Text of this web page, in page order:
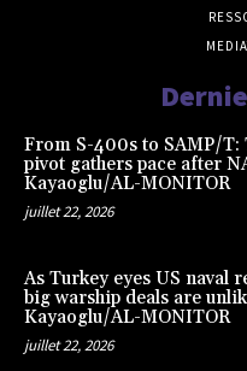
From S-400s to SAMP/T:
pivot gathers pace after
Kayaoglu/AL-MONITOR
juillet 22, 2026
As Turkey eyes US naval
big warship deals are
Kayaoglu/AL-MONITOR
juillet 22, 2026